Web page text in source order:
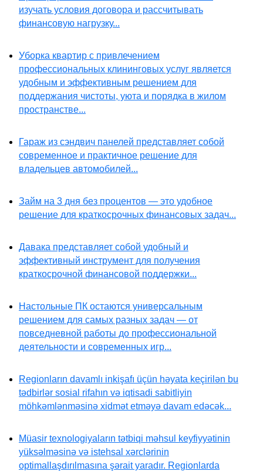
изучать условия договора и рассчитывать
финансовую нагрузку...
Уборка квартир с привлечением
профессиональных клининговых услуг является
удобным и эффективным решением для
поддержания чистоты, уюта и порядка в жилом
пространстве...
Гараж из сэндвич панелей представляет собой
современное и практичное решение для
владельцев автомобилей...
Займ на 3 дня без процентов — это удобное
решение для краткосрочных финансовых задач...
Давака представляет собой удобный и
эффективный инструмент для получения
краткосрочной финансовой поддержки...
Настольные ПК остаются универсальным
решением для самых разных задач — от
повседневной работы до профессиональной
деятельности и современных игр...
Regionların davamlı inkişafı üçün həyata keçirilən bu
tədbirlər sosial rifahın və iqtisadi sabitliyin
möhkəmlənməsinə xidmət etməyə davam edəcək...
Müasir texnologiyaların tətbiqi məhsul keyfiyyətinin
yüksəlməsinə və istehsal xərclərinin
optimallaşdırılmasına şərait yaradır. Regionlarda